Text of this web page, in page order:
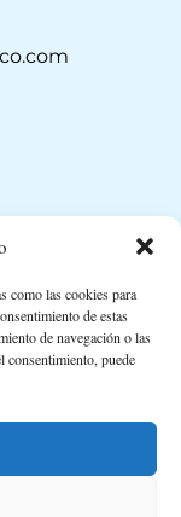
como las cookies para
de estas
de navegación o las
consentimiento, puede